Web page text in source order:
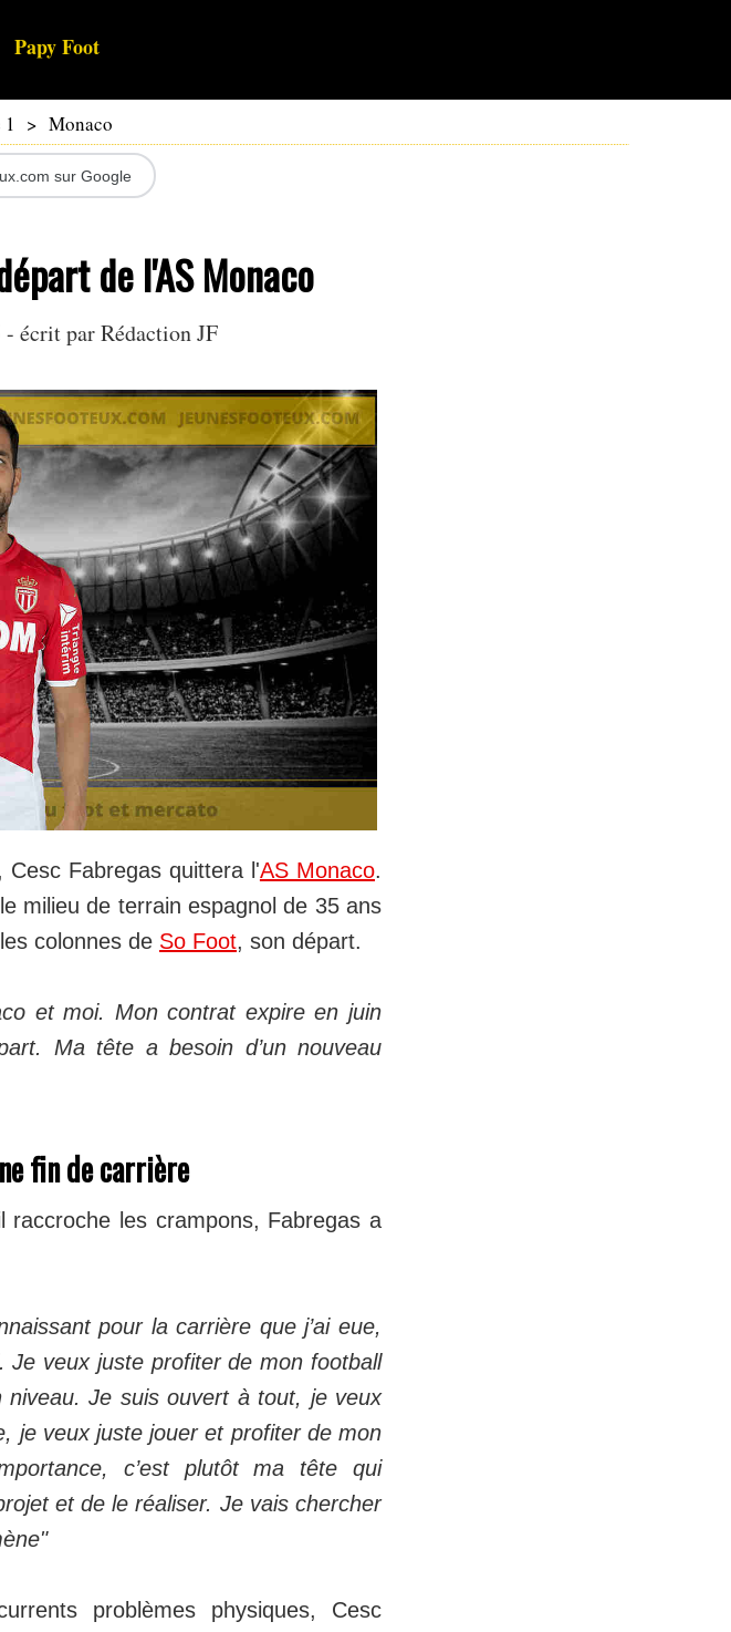
Papy Foot
> Monaco
sur Google
de l'AS Monaco
écrit par Rédaction JF
Cesc Fabregas quittera l'AS Monaco.
milieu de terrain espagnol de 35 ans
colonnes de So Foot, son départ.
et moi. Mon contrat expire en juin
Ma tête a besoin d’un nouveau
fin de carrière
raccroche les crampons, Fabregas a
pour la carrière que j’ai eue,
Je veux juste profiter de mon football
niveau. Je suis ouvert à tout, je veux
je veux juste jouer et profiter de mon
c’est plutôt ma tête qui
et de le réaliser. Je vais chercher
problèmes physiques, Cesc